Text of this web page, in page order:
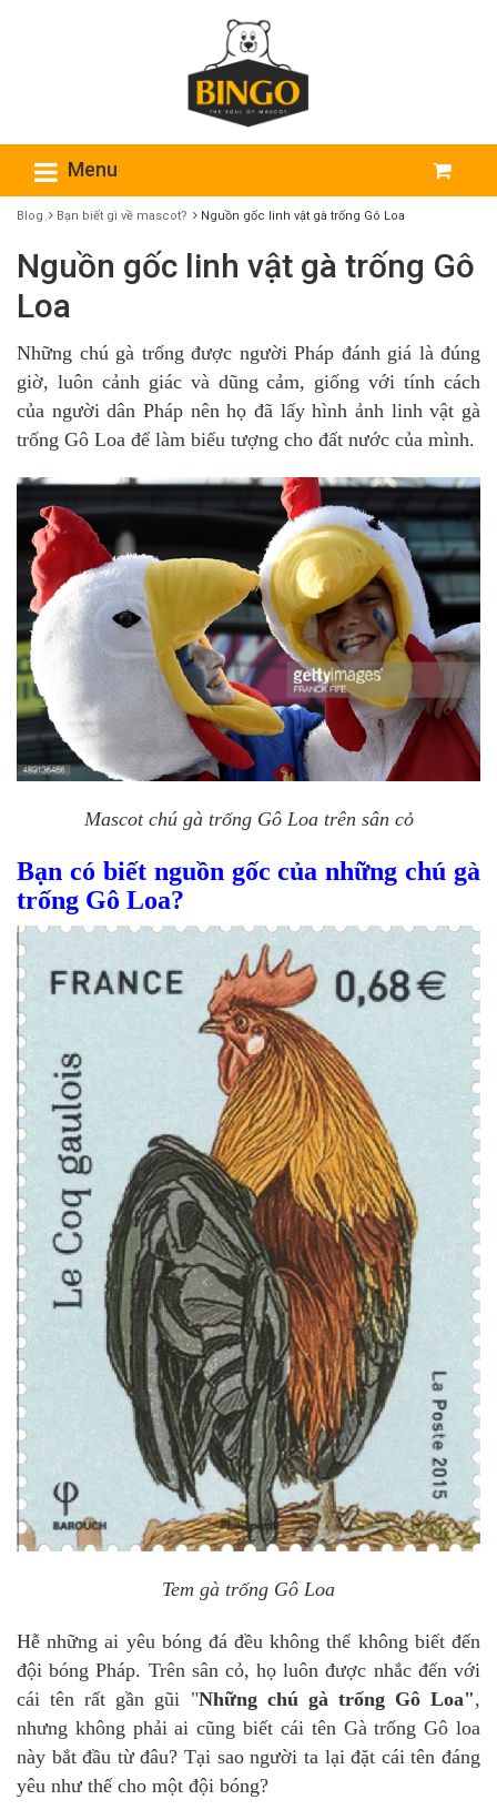
Menu
Blog Bạn biết gì về mascot? Nguồn gốc linh vật gà trống Gô Loa
Nguồn gốc linh vật gà trống Gô
Loa
Những chú gà trống được người Pháp đánh giá là đúng
giờ, luôn cảnh giác và dũng cảm, giống với tính cách
của người dân Pháp nên họ đã lấy hình ảnh linh vật gà
trống Gô Loa để làm biểu tượng cho đất nước của mình.
Mascot chú gà trống Gô Loa trên sân cỏ
Bạn có biết nguồn gốc của những chú gà
trống Gô Loa?
Tem gà trống Gô Loa
Hễ những ai yêu bóng đá đều không thể không biết đến
đội bóng Pháp. Trên sân cỏ, họ luôn được nhắc đến với
cái tên rất gần gũi "Những chú gà trống Gô Loa",
nhưng không phải ai cũng biết cái tên Gà trống Gô loa
này bắt đầu từ đâu? Tại sao người ta lại đặt cái tên đáng
yêu như thế cho một đội bóng?